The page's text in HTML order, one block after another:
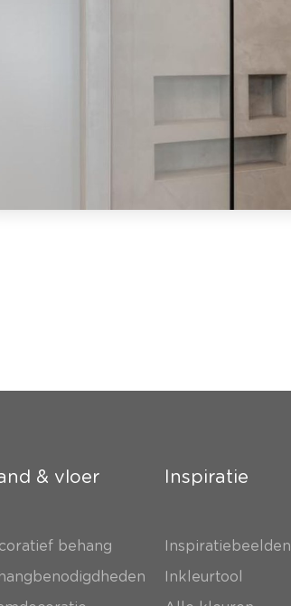
& vloer
behang
Inspiratie
Inspiratiebeelden
Inkleurtool